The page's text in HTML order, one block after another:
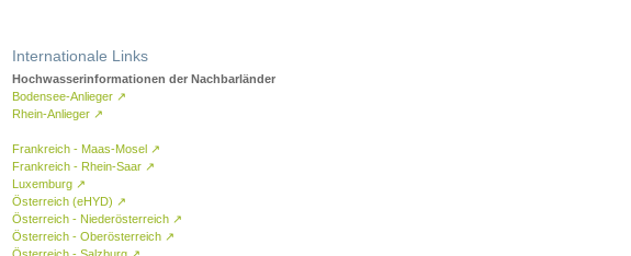
Internationale Links
Hochwasserinformationen der Nachbarländer
Bodensee-Anlieger ↗
Rhein-Anlieger ↗
Frankreich - Maas-Mosel ↗
Frankreich - Rhein-Saar ↗
Luxemburg ↗
Österreich (eHYD) ↗
Österreich - Niederösterreich ↗
Österreich - Oberösterreich ↗